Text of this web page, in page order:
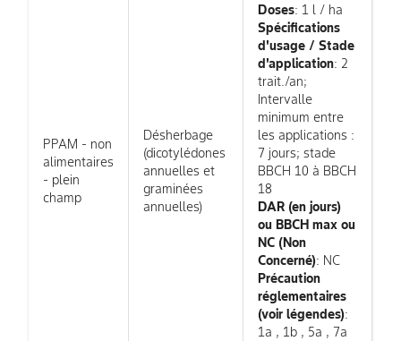
PPAM - non
alimentaires
- plein
champ
Désherbage
(dicotylédones
annuelles et
graminées
annuelles)
Doses: 1 l / ha
Spécifications
d'usage / Stade
d'application: 2
trait./an;
Intervalle
minimum entre
les applications :
7 jours; stade
BBCH 10 à BBCH
18
DAR (en jours)
ou BBCH max ou
NC (Non
Concerné): NC
Précaution
réglementaires
(voir légendes):
1a , 1b , 5a , 7a